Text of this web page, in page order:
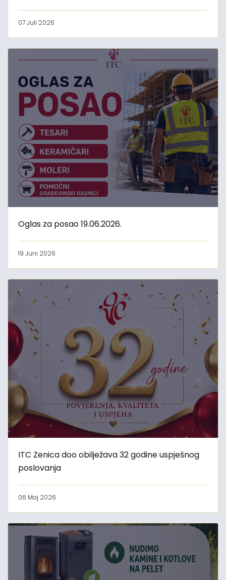
07 Juli 2026
Oglas za posao 19.06.2026.
19 Juni 2026
ITC Zenica doo obilježava 32 godine uspješnog
poslovanja
06 Maj 2026